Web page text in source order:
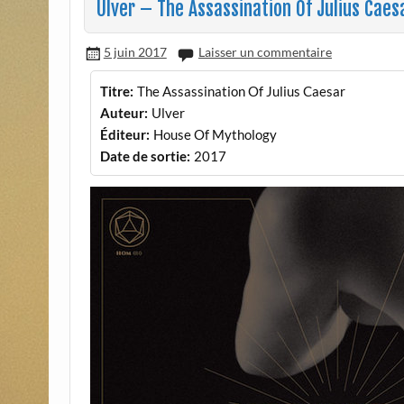
Ulver – The Assassination Of Julius
5 juin 2017 Laisser un commentaire
Titre: The Assassination Of Julius Caesar
Auteur: Ulver
Éditeur: House Of Mythology
Date de sortie: 2017